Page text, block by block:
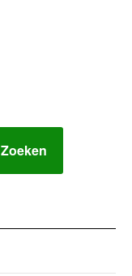
Zoeken